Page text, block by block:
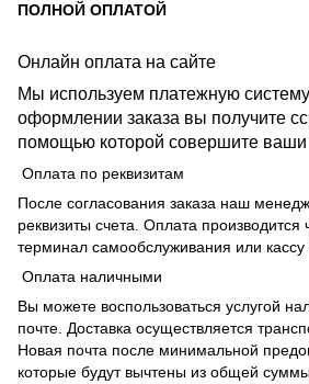
ПОЛНОЙ ОПЛАТОЙ
Онлайн оплата на сайте
Мы используем платежную
оформлении заказа вы получите
помощью которой совершите ваши
Оплата по реквизитам
После согласования заказа наш
реквизиты счета. Оплата производится
терминал самообслуживания или кассу
Оплата наличными
Вы можете воспользоваться услугой
почте. Доставка осуществляется
Новая почта после минимальной
которые будут вычтены из общей